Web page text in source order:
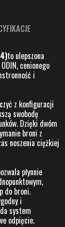
to ulepszona
cenionego
i
z konfiguracji
swobodę
Dzięki dwóm
broni z
noszenia ciężkiej
płynnie
do broni.
i
system
odpięcie.